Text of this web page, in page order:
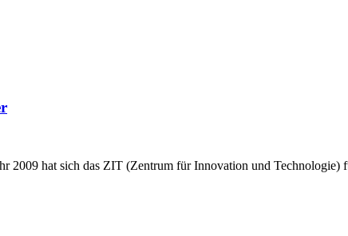
2009 hat sich das ZIT (Zentrum für Innovation und Technologie)